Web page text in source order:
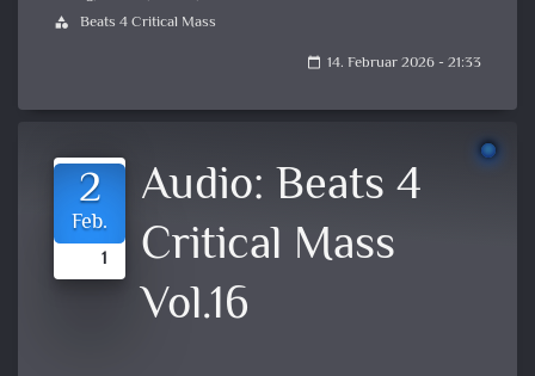
category Beats 4 Critical Mass
calendar_today 14. Februar 2026 - 21:33
2
Feb.
1
Audio: Beats 4
Critical Mass
Vol.16